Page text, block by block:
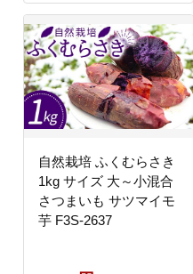
自然栽培 ふくむらさき
1kg サイズ 大～小混合
さつまいも サツマイモ
芋 F3S-2637